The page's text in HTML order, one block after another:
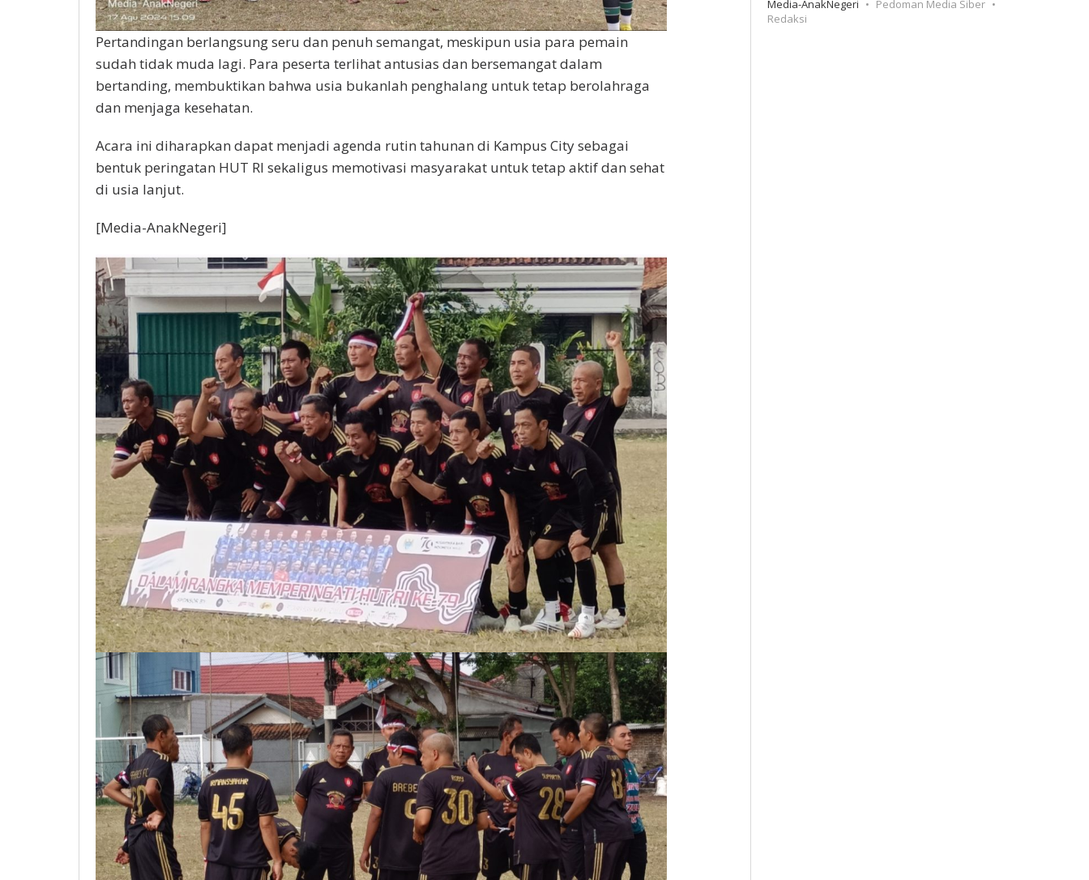
Pertandingan berlangsung seru dan penuh semangat, meskipun usia para pemain
sudah tidak muda lagi. Para peserta terlihat antusias dan bersemangat dalam
bertanding, membuktikan bahwa usia bukanlah penghalang untuk tetap berolahraga
dan menjaga kesehatan.
Acara ini diharapkan dapat menjadi agenda rutin tahunan di Kampus City sebagai
bentuk peringatan HUT RI sekaligus memotivasi masyarakat untuk tetap aktif dan sehat
di usia lanjut.
[Media-AnakNegeri]
Media-AnakNegeri
Pedoman Media Siber
Redaksi